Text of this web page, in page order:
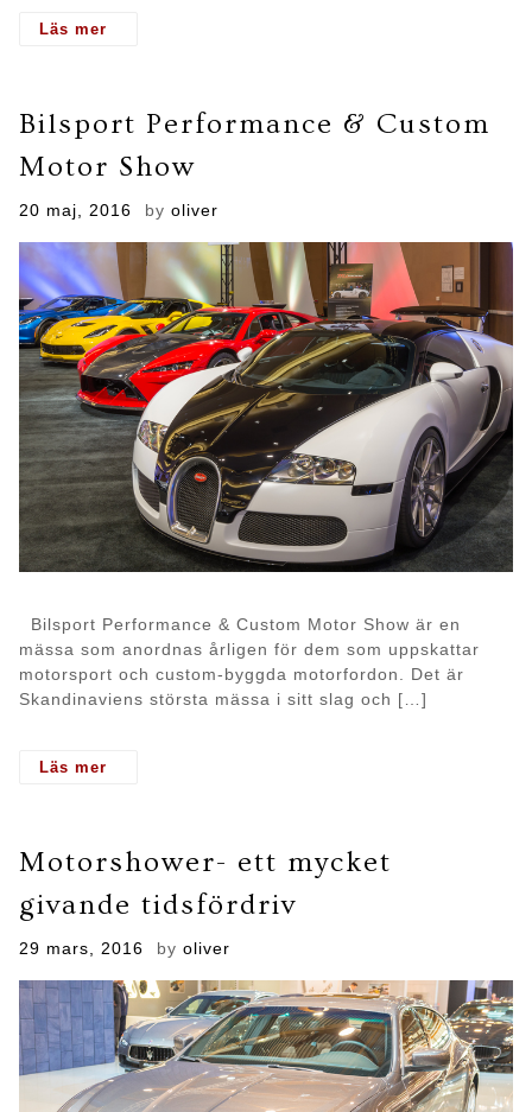
Bilsport Performance & Custom
Motor Show
Posted
20 maj, 2016 by oliver
Bilsport Performance & Custom Motor Show är en
mässa som anordnas årligen för dem som uppskattar
motorsport och custom-byggda motorfordon. Det är
Skandinaviens största mässa i sitt slag och […]
Motorshower- ett mycket
givande tidsfördriv
Posted
29 mars, 2016 by oliver